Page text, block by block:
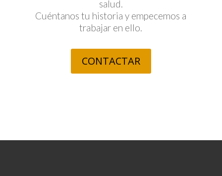
salud.
Cuéntanos tu historia y empecemos a
trabajar en ello.
CONTACTAR